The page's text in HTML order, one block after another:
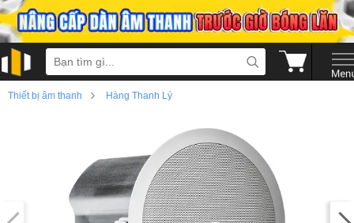
Thiết bị âm thanh › Hàng Thanh Lý
›